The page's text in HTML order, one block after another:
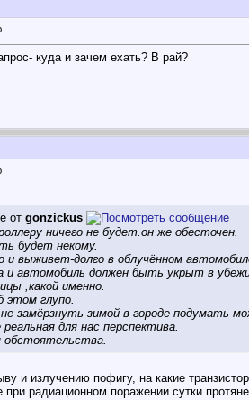
куда и зачем ехать? В рай?
от gonzickus
ничего не будет.он же обесточен.
будет некому.
и выживет-долго в облучённом
и автомобиль должен быть укрыт в
,какой именно.
этом глупо.
замёрзнуть зимой в городе-подумать
для нас перспектива.
обстоятельства.
и излучению пофигу, на какие
радиационном поражении сутки